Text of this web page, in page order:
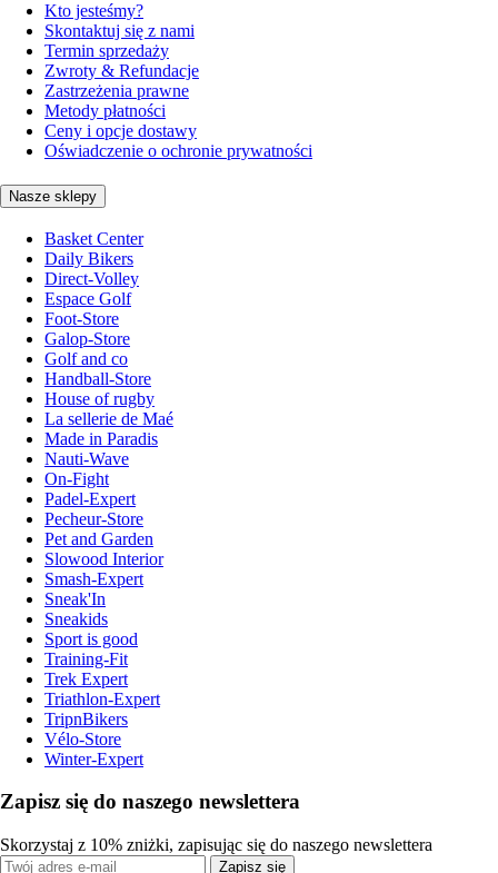
Kto jesteśmy?
Skontaktuj się z nami
Termin sprzedaży
Zwroty & Refundacje
Zastrzeżenia prawne
Metody płatności
Ceny i opcje dostawy
Oświadczenie o ochronie prywatności
Nasze sklepy
Basket Center
Daily Bikers
Direct-Volley
Espace Golf
Foot-Store
Galop-Store
Golf and co
Handball-Store
House of rugby
La sellerie de Maé
Made in Paradis
Nauti-Wave
On-Fight
Padel-Expert
Pecheur-Store
Pet and Garden
Slowood Interior
Smash-Expert
Sneak'In
Sneakids
Sport is good
Training-Fit
Trek Expert
Triathlon-Expert
TripnBikers
Vélo-Store
Winter-Expert
Zapisz się do naszego newslettera
Skorzystaj z 10% zniżki, zapisując się do naszego newslettera
Zapisz się